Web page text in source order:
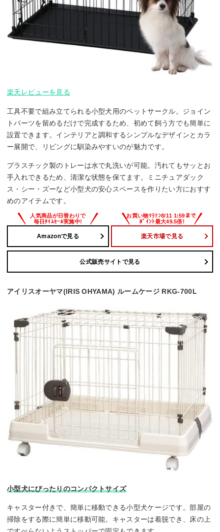
楽天レビューを見る
工具不要で組み立てられる小型犬用のペットサークル。ジョイン
トパーツを留めるだけで完成するため、初めて飼う方でも簡単に
設置できます。インテリアと調和するシンプルなデザインとカラ
ー展開で、リビングに馴染みやすいのが魅力です。
プラスチック製のトレーは水で丸洗いが可能。汚れてもサッとお
手入れできるため、清潔な状態を保てます。ミニチュアダック
ス・シー・ズーなど小型犬の安心スペースを作りたい方におすす
めのアイテムです。
Amazonで見る 楽天市場で見る
公式販売サイトで見る
アイリスオーヤマ(IRIS OHYAMA) ルームケージ RKG-700L
小型犬にぴったりのコンパクトサイズ
キャスター付きで、簡単に移動できる小型犬ケージです。部屋の
掃除をする際に簡単に移動可能。キャスターは着脱でき、床の上